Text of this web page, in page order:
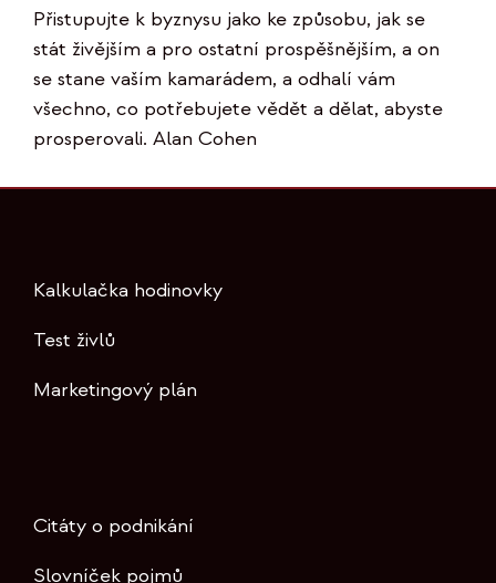
Přistupujte k byznysu jako ke způsobu, jak se
stát živějším a pro ostatní prospěšnějším, a on
se stane vaším kamarádem, a odhalí vám
všechno, co potřebujete vědět a dělat, abyste
prosperovali. Alan Cohen
Kalkulačka hodinovky
Test živlů
Marketingový plán
Citáty o podnikání
Slovníček pojmů